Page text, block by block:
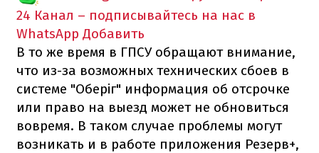
24 Канал – подписывайтесь на нас в
WhatsApp Добавить
В то же время в ГПСУ обращают внимание,
что из-за возможных технических сбоев в
системе "Оберіг" информация об отсрочке
или право на выезд может не обновиться
вовремя. В таком случае проблемы могут
возникать и в работе приложения Резерв+,